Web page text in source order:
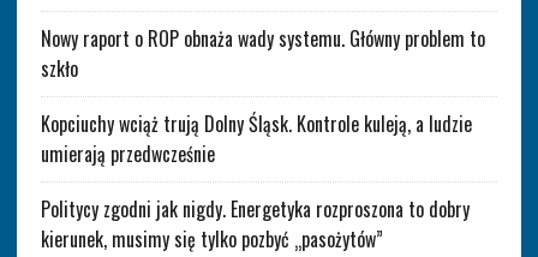
Nowy raport o ROP obnaża wady systemu. Główny problem to
szkło
Kopciuchy wciąż trują Dolny Śląsk. Kontrole kuleją, a ludzie
umierają przedwcześnie
Politycy zgodni jak nigdy. Energetyka rozproszona to dobry
kierunek, musimy się tylko pozbyć „pasożytów”